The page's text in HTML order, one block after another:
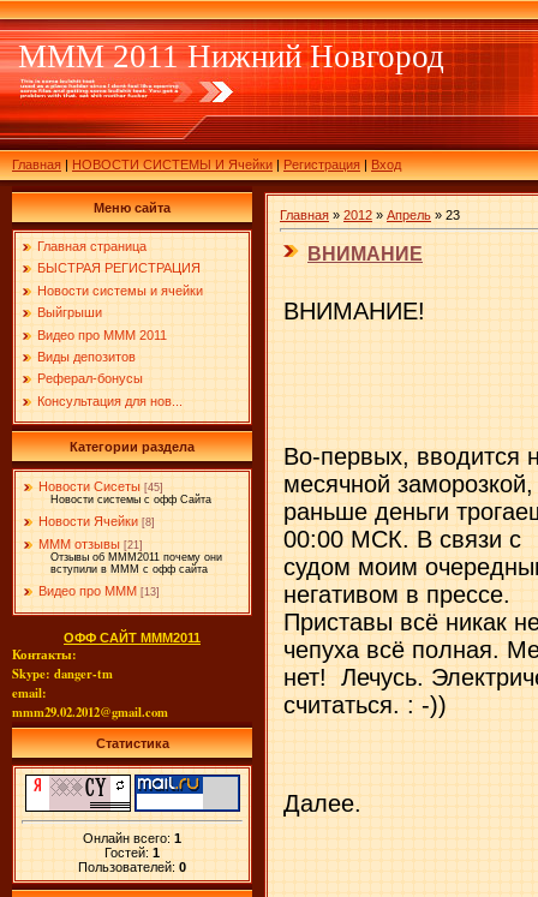
МММ 2011 Нижний Новгород
Главная|НОВОСТИ СИСТЕМЫ И Ячейки|Регистрация|Вход
Меню сайта
Главная страница
БЫСТРАЯ РЕГИСТРАЦИЯ
Новости системы и ячейки
Выйгрыши
Видео про МММ 2011
Виды депозитов
Реферал-бонусы
Консультация для нов...
Категории раздела
Новости Сисеты [45]
Новости системы с офф Сайта
Новости Ячейки [8]
МММ отзывы [21]
Отзывы об МММ2011 почему они
вступили в МММ с офф сайта
Видео про МММ [13]
ОФФ САЙТ МММ2011
Контакты:
Skype: danger-tm
email:
mmm29.02.2012@gmail.com
Статистика
Онлайн всего: 1
Гостей: 1
Пользователей: 0
Главная » 2012 » Апрель » 23
ВНИМАНИЕ
ВНИМАНИЕ!
Во-первых, вводится
месячной
раньше деньги
00:00 МСК. В связи с
судом моим
негативом в прессе.
Приставы всё никак
чепуха всё полная.
нет! Лечусь.
считаться. : -))
Далее.